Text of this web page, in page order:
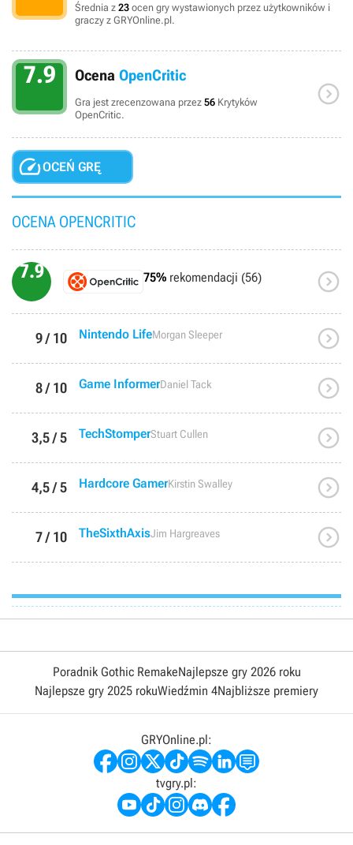
Średnia z 23 ocen gry wystawionych przez użytkowników i
graczy z GRYOnline.pl.
7.9 Ocena OpenCritic
Gra jest zrecenzowana przez 56 Krytyków
OpenCritic.

OCEŃ GRĘ
OCENA OPENCRITIC
7.9 75% rekomendacji (56) 
9 / 10 Nintendo LifeMorgan Sleeper 
8 / 10 Game InformerDaniel Tack 
3,5 / 5 TechStomperStuart Cullen 
4,5 / 5 Hardcore GamerKirstin Swalley 
7 / 10 TheSixthAxisJim Hargreaves 
Poradnik Gothic RemakeNajlepsze gry 2026 roku
Najlepsze gry 2025 rokuWiedźmin 4Najbliższe premiery
GRYOnline.pl:
tvgry.pl: